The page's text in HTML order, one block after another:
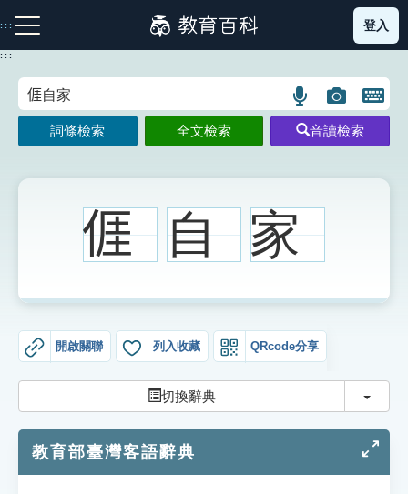
到
主
:::
注音索引圖示 筆畫索引圖示 部首索引表圖示
生字詞彙表
知識索引
登入
:::
語
言
搜
示
圖
片
搜
開
鍵
圖
詞條檢索 全文檢索 音讀檢索
𠊎 自 家
開啟關聯 列入收藏 QRcode分享
切換辭典 切換
教育部臺灣客語辭典